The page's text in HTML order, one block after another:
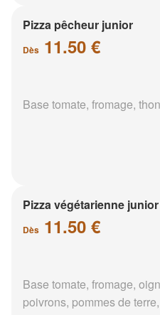
Pizza pêcheur junior
Dès 11.50 €
Base tomate, fromage,
Pizza végétarienne junior
Dès 11.50 €
Base tomate, fromage,
poivrons, pommes de